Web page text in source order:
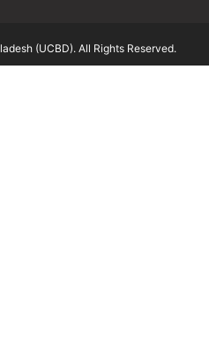
(UCBD). All Rights Reserved.